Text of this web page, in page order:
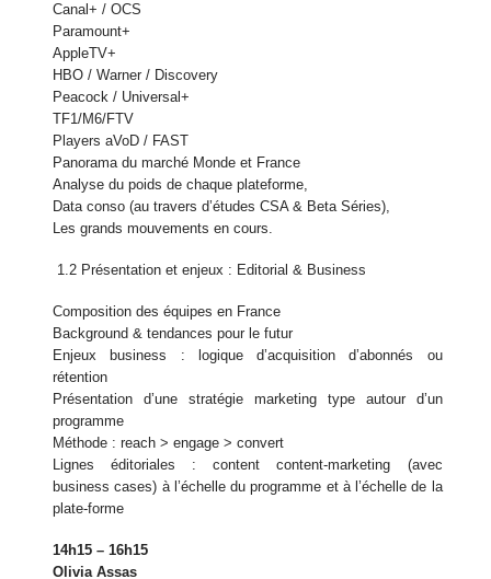
Canal+ / OCS
Paramount+
AppleTV+
HBO / Warner / Discovery
Peacock / Universal+
TF1/M6/FTV
Players aVoD / FAST
Panorama du marché Monde et France
Analyse du poids de chaque plateforme,
Data conso (au travers d’études CSA & Beta Séries),
Les grands mouvements en cours.
1.2 Présentation et enjeux : Editorial & Business
Composition des équipes en France
Background & tendances pour le futur
Enjeux business : logique d’acquisition d’abonnés ou
rétention
Présentation d’une stratégie marketing type autour d’un
programme
Méthode : reach > engage > convert
Lignes éditoriales : content content-marketing (avec
business cases) à l’échelle du programme et à l’échelle de la
plate-forme
14h15 – 16h15
Olivia Assas